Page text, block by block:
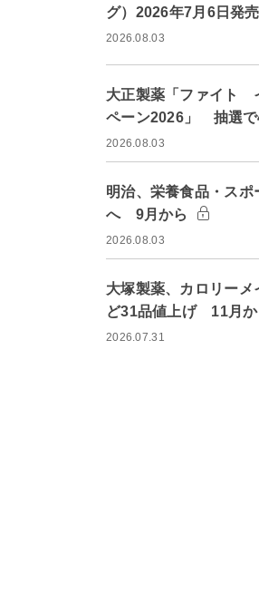
グ）2026年7月6日発売
2026.08.03
大正製薬「ファイト
ペーン2026」 抽選
2026.08.03
明治、栄養食品・ス
へ 9月から
2026.08.03
大塚製薬、カロリーメ
ど31品値上げ 11月か
2026.07.31